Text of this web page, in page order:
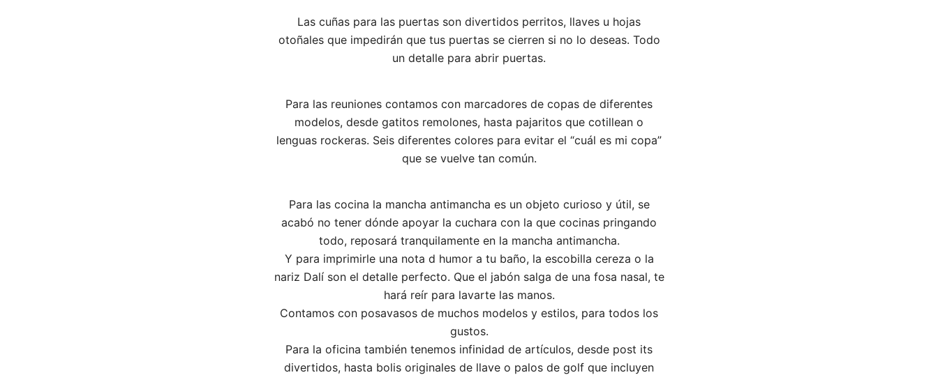
Las cuñas para las puertas son divertidos perritos, llaves u hojas
otoñales que impedirán que tus puertas se cierren si no lo deseas. Todo
un detalle para abrir puertas.
Para las reuniones contamos con marcadores de copas de diferentes
modelos, desde gatitos remolones, hasta pajaritos que cotillean o
lenguas rockeras. Seis diferentes colores para evitar el “cuál es mi copa”
que se vuelve tan común.
Para las cocina la mancha antimancha es un objeto curioso y útil, se
acabó no tener dónde apoyar la cuchara con la que cocinas pringando
todo, reposará tranquilamente en la mancha antimancha.
Y para imprimirle una nota d humor a tu baño, la escobilla cereza o la
nariz Dalí son el detalle perfecto. Que el jabón salga de una fosa nasal, te
hará reír para lavarte las manos.
Contamos con posavasos de muchos modelos y estilos, para todos los
gustos.
Para la oficina también tenemos infinidad de artículos, desde post its
divertidos, hasta bolis originales de llave o palos de golf que incluyen